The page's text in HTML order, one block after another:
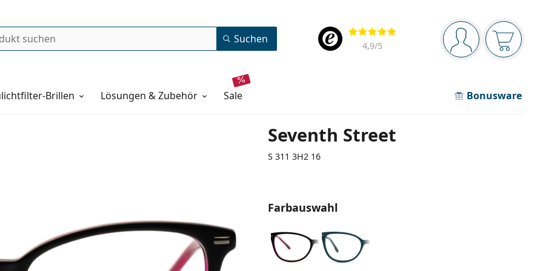
Navigationsleiste
Sie sind Der
Bewertung
4,9/5
Suchen
Brillen Lösungen & Zubehör sale Bonusware
Seventh Street
S 311 3H2 16
Farbauswahl